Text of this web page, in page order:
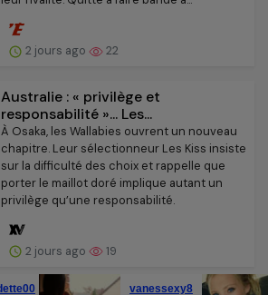
2 jours ago 22
Australie : « privilège et
responsabilité »... Les...
À Osaka, les Wallabies ouvrent un nouveau
chapitre. Leur sélectionneur Les Kiss insiste
sur la difficulté des choix et rappelle que
porter le maillot doré implique autant un
privilège qu’une responsabilité.
2 jours ago 19